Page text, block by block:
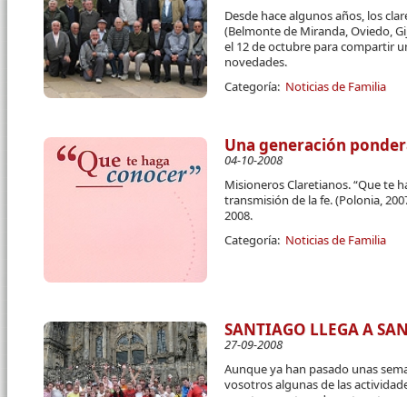
Desde hace algunos años, los
(Belmonte de Miranda, Oviedo,
el 12 de octubre para compartir
novedades.
Categoría: Noticias de Familia
Una generación
04-10-2008
Misioneros Claretianos. “Que te
transmisión de la fe. (Polonia,
2008.
Categoría: Noticias de Familia
SANTIAGO LLEGA A
27-09-2008
Aunque ya han pasado unas
vosotros algunas de las